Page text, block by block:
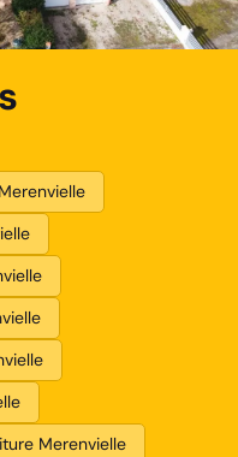
Merenvielle